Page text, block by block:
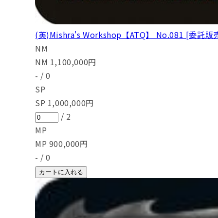
(英)Mishra's Workshop【ATQ】 No.081 [委託販
NM
NM 1,100,000円
- / 0
SP
SP 1,000,000円
/ 2
MP
MP 900,000円
- / 0
カートに入れる